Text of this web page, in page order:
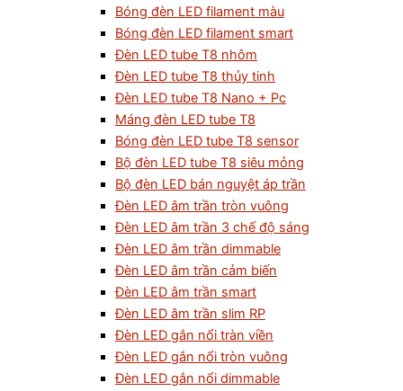
Bóng đèn LED filament màu
Bóng đèn LED filament smart
Đèn LED tube T8 nhôm
Đèn LED tube T8 thủy tinh
Đèn LED tube T8 Nano + Pc
Máng đèn LED tube T8
Bóng đèn LED tube T8 sensor
Bộ đèn LED tube T8 siêu mỏng
Bộ đèn LED bán nguyệt áp trần
Đèn LED âm trần tròn vuông
Đèn LED âm trần 3 chế độ sáng
Đèn LED âm trần dimmable
Đèn LED âm trần cảm biến
Đèn LED âm trần smart
Đèn LED âm trần slim RP
Đèn LED gắn nổi tràn viền
Đèn LED gắn nổi tròn vuông
Đèn LED gắn nổi dimmable